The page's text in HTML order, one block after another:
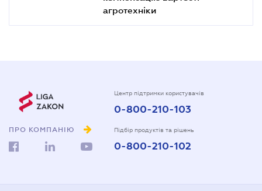
агротехніки
ПРО КОМПАНІЮ
Центр підтримки користувачів
0-800-210-103
Підбір продуктів та рішень
0-800-210-102